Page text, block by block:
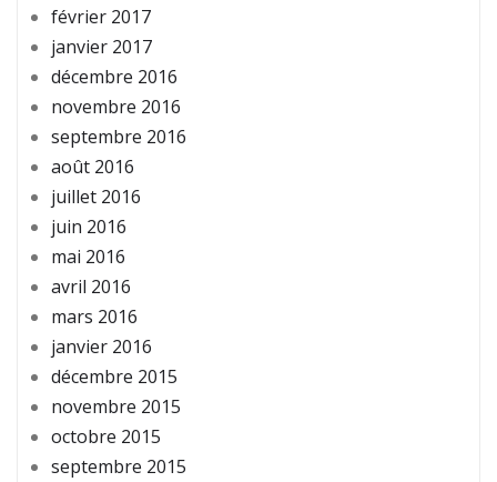
février 2017
janvier 2017
décembre 2016
novembre 2016
septembre 2016
août 2016
juillet 2016
juin 2016
mai 2016
avril 2016
mars 2016
janvier 2016
décembre 2015
novembre 2015
octobre 2015
septembre 2015